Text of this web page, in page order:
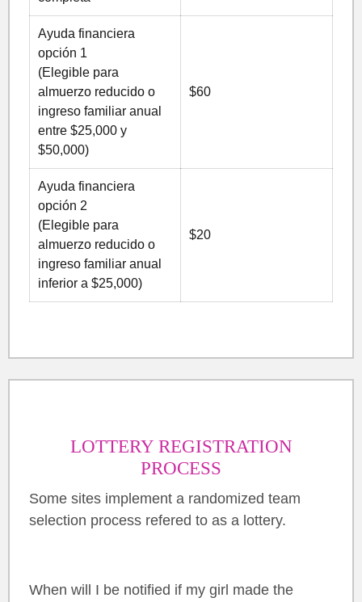
Ayuda financiera
opción 1
(Elegible para
almuerzo reducido o
ingreso familiar anual
entre $25,000 y
$50,000)
$60
Ayuda financiera
opción 2
(Elegible para
almuerzo reducido o
ingreso familiar anual
inferior a $25,000)
$20
LOTTERY REGISTRATION
PROCESS
Some sites implement a randomized team
selection process refered to as a lottery.
When will I be notified if my girl made the